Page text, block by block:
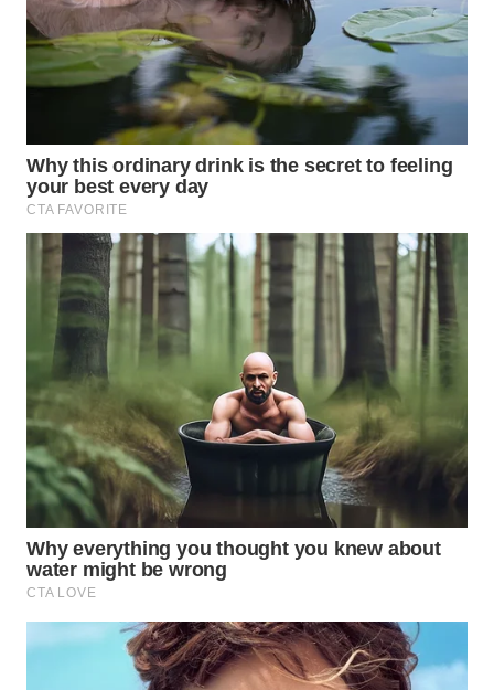
PAKPAK
WN
BEKASI
WN
BOGOR
WN
DEPOK
TAPANULI
UTARA
WN
SAMOSIR
WN